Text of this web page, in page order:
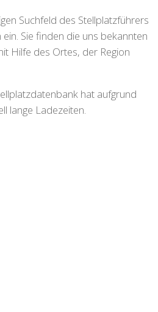
Suchfeld des Stellplatzführers
Sie finden die uns bekannten
Hilfe des Ortes, der Region
hat aufgrund
lange Ladezeiten.